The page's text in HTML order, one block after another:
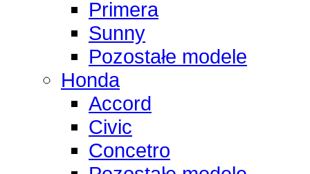
Primera
Sunny
Pozostałe modele
Honda
Accord
Civic
Concetro